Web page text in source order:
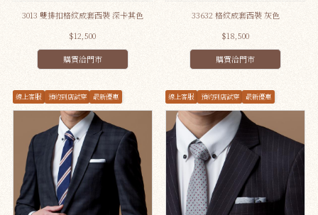
3013 雙排扣格紋成套西裝 深卡其色
$12,500
購買洽門市
33632 格紋成套西裝 灰色
$18,500
購買洽門市
線上客服 預約到店試穿 最新優惠 線上客服 預約到店試穿 最新優惠